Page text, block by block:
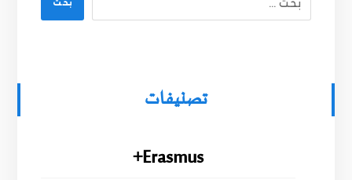
بحث
تصنيفات
Erasmus+